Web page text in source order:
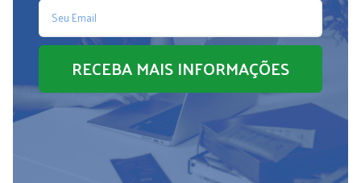
RECEBA MAIS INFORMAÇÕES